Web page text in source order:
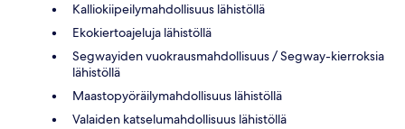
Kalliokiipeilymahdollisuus lähistöllä
Ekokiertoajeluja lähistöllä
Segwayiden vuokrausmahdollisuus / Segway-kierroksia
lähistöllä
Maastopyöräilymahdollisuus lähistöllä
Valaiden katselumahdollisuus lähistöllä